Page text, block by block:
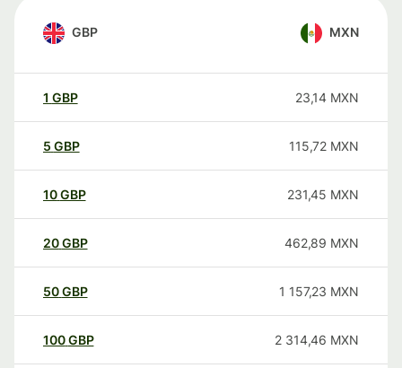
GBP MXN
1 GBP 23,14 MXN
5 GBP 115,72 MXN
10GBP 231,45 MXN
20GBP 462,89 MXN
50GBP 1 157,23 MXN
100GBP 2 314,46 MXN